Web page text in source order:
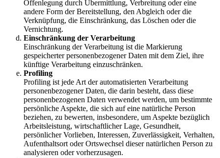
Offenlegung durch Übermittlung, Verbreitung oder eine
andere Form der Bereitstellung, den Abgleich oder die
Verknüpfung, die Einschränkung, das Löschen oder die
Vernichtung.
Einschränkung der Verarbeitung
Einschränkung der Verarbeitung ist die Markierung
gespeicherter personenbezogener Daten mit dem Ziel, ihre
künftige Verarbeitung einzuschränken.
Profiling
Profiling ist jede Art der automatisierten Verarbeitung
personenbezogener Daten, die darin besteht, dass diese
personenbezogenen Daten verwendet werden, um bestimmte
persönliche Aspekte, die sich auf eine natürliche Person
beziehen, zu bewerten, insbesondere, um Aspekte bezüglich
Arbeitsleistung, wirtschaftlicher Lage, Gesundheit,
persönlicher Vorlieben, Interessen, Zuverlässigkeit, Verhalten,
Aufenthaltsort oder Ortswechsel dieser natürlichen Person zu
analysieren oder vorherzusagen.